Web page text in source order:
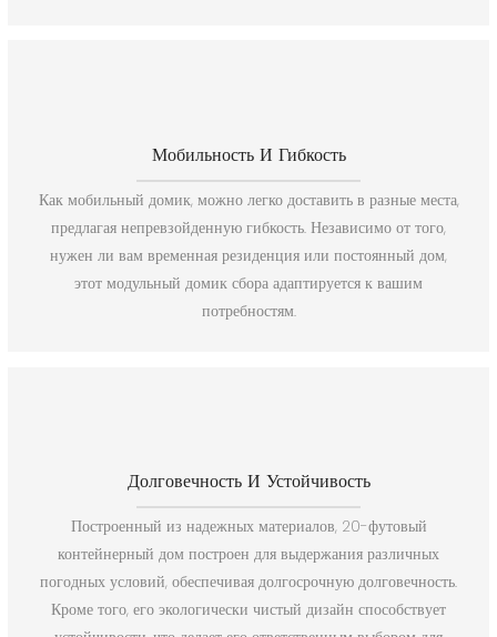
Мобильность И Гибкость
Как мобильный домик, можно легко доставить в разные места,
предлагая непревзойденную гибкость. Независимо от того,
нужен ли вам временная резиденция или постоянный дом,
этот модульный домик сбора адаптируется к вашим
потребностям.
Долговечность И Устойчивость
Построенный из надежных материалов, 20-футовый
контейнерный дом построен для выдержания различных
погодных условий, обеспечивая долгосрочную долговечность.
Кроме того, его экологически чистый дизайн способствует